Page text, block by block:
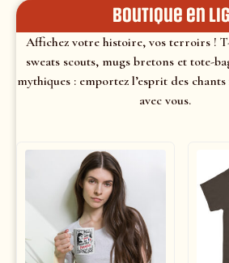
Boutique en
Affichez votre histoire, vos terroirs !
sweats scouts, mugs bretons et tote-
mythiques : emportez l’esprit des
avec vous.